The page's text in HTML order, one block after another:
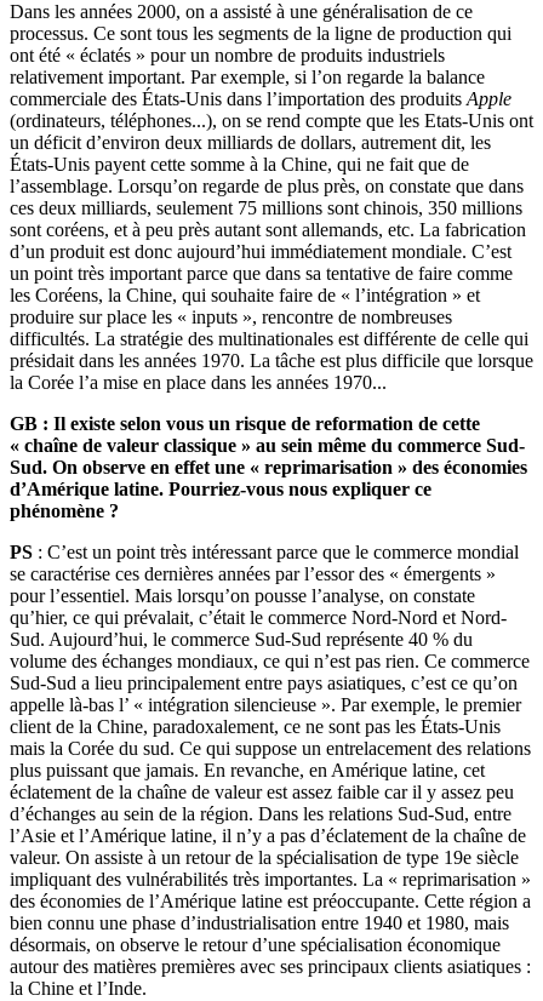
Dans les années 2000, on a assisté à une généralisation de ce
processus. Ce sont tous les segments de la ligne de production qui
ont été « éclatés » pour un nombre de produits industriels
relativement important. Par exemple, si l’on regarde la balance
commerciale des États-Unis dans l’importation des produits Apple
(ordinateurs, téléphones...), on se rend compte que les Etats-Unis ont
un déficit d’environ deux milliards de dollars, autrement dit, les
États-Unis payent cette somme à la Chine, qui ne fait que de
l’assemblage. Lorsqu’on regarde de plus près, on constate que dans
ces deux milliards, seulement 75 millions sont chinois, 350 millions
sont coréens, et à peu près autant sont allemands, etc. La fabrication
d’un produit est donc aujourd’hui immédiatement mondiale. C’est
un point très important parce que dans sa tentative de faire comme
les Coréens, la Chine, qui souhaite faire de « l’intégration » et
produire sur place les « inputs », rencontre de nombreuses
difficultés. La stratégie des multinationales est différente de celle qui
présidait dans les années 1970. La tâche est plus difficile que lorsque
la Corée l’a mise en place dans les années 1970...
GB : Il existe selon vous un risque de reformation de cette
« chaîne de valeur classique » au sein même du commerce Sud-
Sud. On observe en effet une « reprimarisation » des économies
d’Amérique latine. Pourriez-vous nous expliquer ce
phénomène ?
PS : C’est un point très intéressant parce que le commerce mondial
se caractérise ces dernières années par l’essor des « émergents »
pour l’essentiel. Mais lorsqu’on pousse l’analyse, on constate
qu’hier, ce qui prévalait, c’était le commerce Nord-Nord et Nord-
Sud. Aujourd’hui, le commerce Sud-Sud représente 40 % du
volume des échanges mondiaux, ce qui n’est pas rien. Ce commerce
Sud-Sud a lieu principalement entre pays asiatiques, c’est ce qu’on
appelle là-bas l’ « intégration silencieuse ». Par exemple, le premier
client de la Chine, paradoxalement, ce ne sont pas les États-Unis
mais la Corée du sud. Ce qui suppose un entrelacement des relations
plus puissant que jamais. En revanche, en Amérique latine, cet
éclatement de la chaîne de valeur est assez faible car il y assez peu
d’échanges au sein de la région. Dans les relations Sud-Sud, entre
l’Asie et l’Amérique latine, il n’y a pas d’éclatement de la chaîne de
valeur. On assiste à un retour de la spécialisation de type 19e siècle
impliquant des vulnérabilités très importantes. La « reprimarisation »
des économies de l’Amérique latine est préoccupante. Cette région a
bien connu une phase d’industrialisation entre 1940 et 1980, mais
désormais, on observe le retour d’une spécialisation économique
autour des matières premières avec ses principaux clients asiatiques :
la Chine et l’Inde.